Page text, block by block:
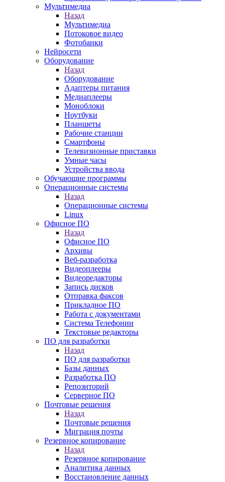
Мультимедиа
Назад
Мультимедиа
Потоковое видео
Фотобанки
Нейросети
Оборудование
Назад
Оборудование
Адаптеры питания
Медиаплееры
Моноблоки
Ноутбуки
Планшеты
Рабочие станции
Смартфоны
Телевизионные приставки
Умные часы
Устройства ввода
Обучающие программы
Операционные системы
Назад
Операционные системы
Linux
Офисное ПО
Назад
Офисное ПО
Архивы
Веб-разработка
Видеоплееры
Видеоредакторы
Запись дисков
Отправка факсов
Прикладное ПО
Работа с документами
Система Телефонии
Текстовые редакторы
ПО для разработки
Назад
ПО для разработки
Базы данных
Разработка ПО
Репозиторий
Серверное ПО
Почтовые решения
Назад
Почтовые решения
Миграция почты
Резервное копирование
Назад
Резервное копирование
Аналитика данных
Восстановление данных